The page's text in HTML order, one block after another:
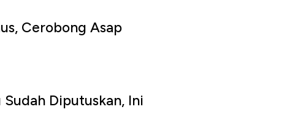
Cerobong Asap
Diputuskan, Ini